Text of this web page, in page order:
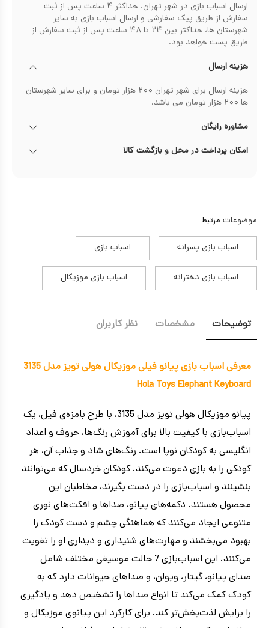
ارسال اسباب بازی در شهر تهران، حداکثر ۴ ساعت پس از ثبت
سفارش از طریق پیک سفارشی و ارسال اسباب بازی به سایر
شهرستان ها، حداکثر بین ۲۴ تا ۴۸ ساعت پس از ثبت سفارش از
طریق پست خواهد بود.
هزینه ارسال
هزینه ارسال برای شهر تهران ۲۰۰ هزار تومان و برای سایر شهرستان
ها ۲۰۰ هزار تومان می باشد.
مشاوره رایگان
امکان پرداخت در محل و بازگشت کالا
موضوعات مرتبط
اسباب بازی پسرانه اسباب بازی
اسباب بازی دخترانه اسباب بازی موزیکال
توضیحات مشخصات نظر کاربران
معرفی اسباب بازی پیانو فیلی موزیکال هولی تویز مدل 3135
Hola Toys Elephant Keyboard
پیانو موزیکال هولی تویز مدل 3135، با طرح بامزه‌ی فیل، یک
اسباب‌بازی با کیفیت بالا برای آموزش رنگ‌ها، حروف و اعداد
انگلیسی به کودکان نوپا است. رنگ‌های شاد و جذاب آن، هر
کودکی را به بازی دعوت می‌کند. کودکان خردسال که می‌توانند
بنشینند و اسباب‌بازی را در دست بگیرند، مخاطبان این
محصول هستند. دکمه‌های پیانو، صداها و افکت‌های نوری
متنوعی ایجاد می‌کنند که هماهنگی چشم و دست کودک را
بهبود می‌بخشند و مهارت‌های شنیداری و دیداری او را تقویت
می‌کنند. این اسباب‌بازی 7 حالت موسیقی مختلف شامل
صدای پیانو، گیتار، ویولن، و صداهای حیوانات دارد که به
کودک کمک می‌کند تا انواع صداها را تشخیص دهد و یادگیری
را برایش لذت‌بخش‌تر کند. برای کارکرد این پیانوی موزیکال و